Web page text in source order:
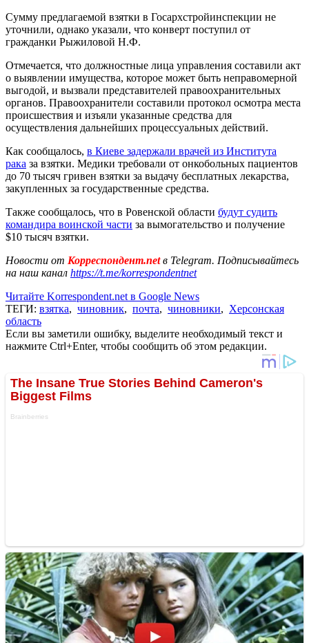
Сумму предлагаемой взятки в Госархстройинспекции не
уточнили, однако указали, что конверт поступил от
гражданки Рыжиловой Н.Ф.
Отмечается, что должностные лица управления составили акт
о выявлении имущества, которое может быть неправомерной
выгодой, и вызвали представителей правоохранительных
органов. Правоохранители составили протокол осмотра места
происшествия и изъяли указанные средства для
осуществления дальнейших процессуальных действий.
Как сообщалось, в Киеве задержали врачей из Института
рака за взятки. Медики требовали от онкобольных пациентов
до 70 тысяч гривен взятки за выдачу бесплатных лекарства,
закупленных за государственные средства.
Также сообщалось, что в Ровенской области будут судить
командира воинской части за вымогательство и получение
$10 тысяч взятки.
Новости от Корреспондент.netв Telegram. Подписывайтесь
на наш канал https://t.me/korrespondentnet
Читайте Korrespondent.net в Google News
ТЕГИ: взятка, чиновник, почта, чиновники, Херсонская
область
Если вы заметили ошибку, выделите необходимый текст и
нажмите Ctrl+Enter, чтобы сообщить об этом редакции.